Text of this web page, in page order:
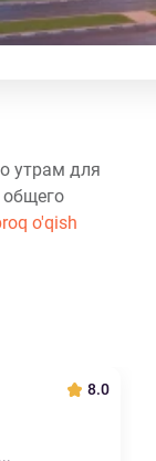
утрам для
общего
o'qish
8.0